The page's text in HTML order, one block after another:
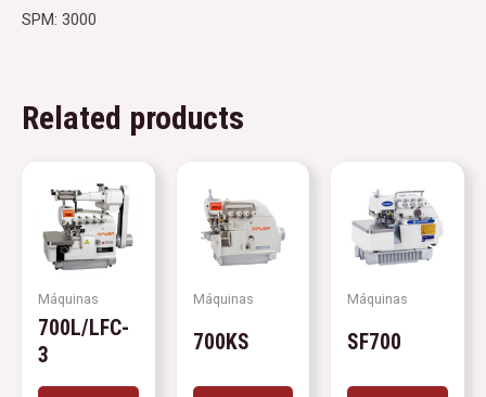
SPM: 3000
Related products
Máquinas
700L/LFC-
3
Máquinas
700KS
Máquinas
SF700